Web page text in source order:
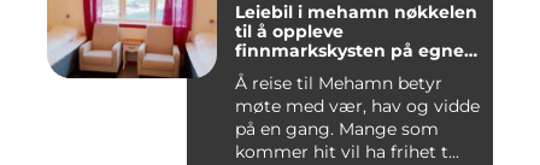
Leiebil i mehamn nøkkelen
til å oppleve
finnmarkskysten på egne
premisser
Å reise til Mehamn betyr
møte med vær, hav og vidde
på en gang. Mange som
kommer hit vil ha frihet t...